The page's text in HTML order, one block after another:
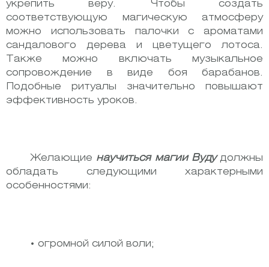
укрепить веру. Чтобы создать
соответствующую магическую атмосферу
можно использовать палочки с ароматами
сандалового дерева и цветущего лотоса.
Также можно включать музыкальное
сопровождение в виде боя барабанов.
Подобные ритуалы значительно повышают
эффективность уроков.
Желающие научиться магии Вудудолжны
обладать следующими характерными
особенностями:
• огромной силой воли;